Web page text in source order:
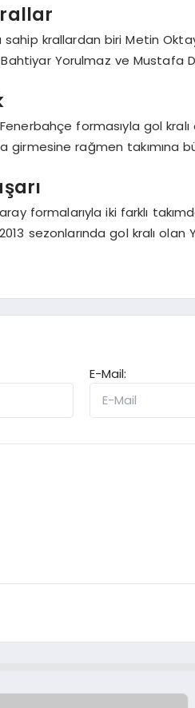
krallardan biri Metin
Yorulmaz ve Mustafa
formasıyla gol
rağmen takımına
formalarıyla iki farklı
sezonlarında gol kralı
E-Mail: